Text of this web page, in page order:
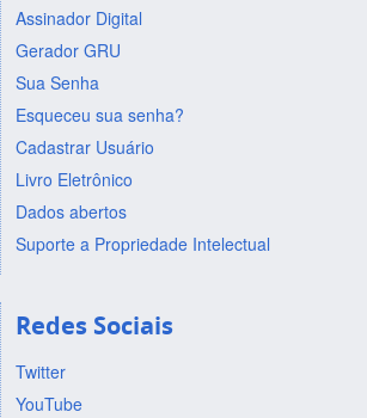
Assinador Digital
Gerador GRU
Sua Senha
Esqueceu sua senha?
Cadastrar Usuário
Livro Eletrônico
Dados abertos
Suporte a Propriedade Intelectual
Redes Sociais
Twitter
YouTube